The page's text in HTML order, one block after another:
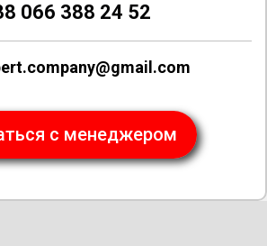
066 388 24 52
с менеджером